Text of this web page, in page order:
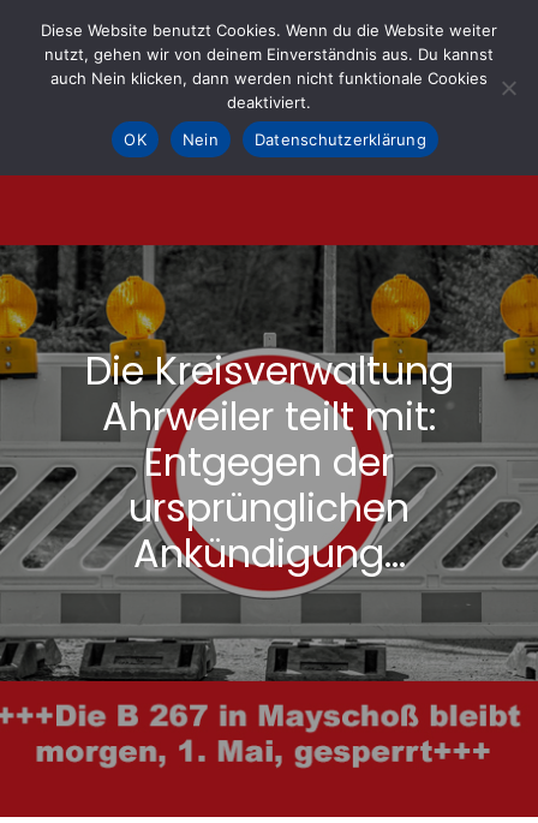
content
KOHLE fürs AHRTAL e.V.
– Helfen hilft
Die Kreisverwaltung
Ahrweiler teilt mit:
Entgegen der
ursprünglichen
Ankündigung…
Diese Website benutzt Cookies. Wenn du die Website weiter
nutzt, gehen wir von deinem Einverständnis aus. Du kannst
auch Nein klicken, dann werden nicht funktionale Cookies
deaktiviert.
OK
Nein Datenschutzerklärung